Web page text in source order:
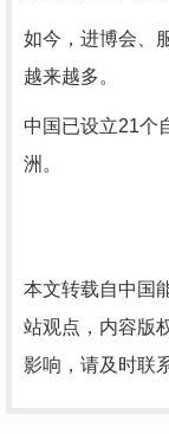
如今，进博会、
越来越多。
中国已设立21个
洲。
本文转载自中国
站观点，内容版
影响，请及时联